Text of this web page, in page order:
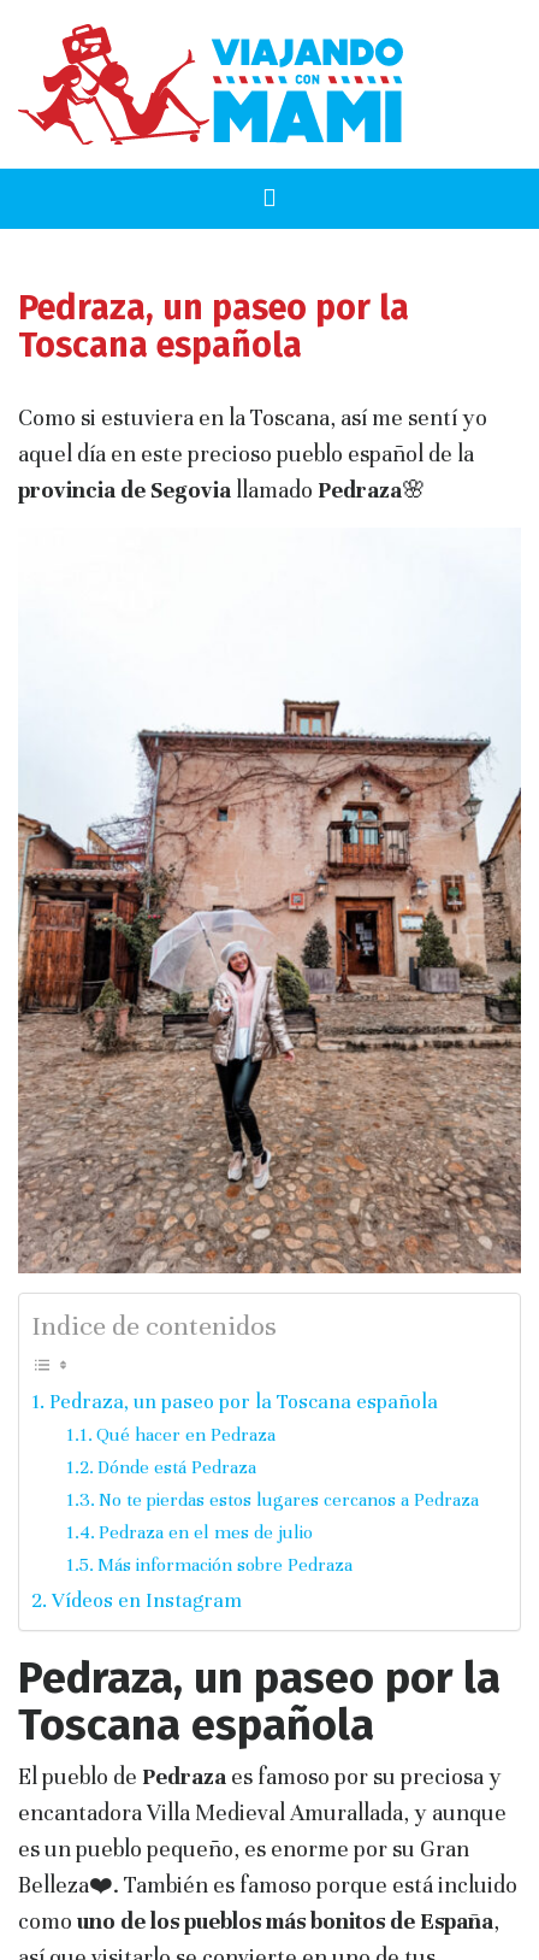
Pedraza, un paseo por la
Toscana española
Como si estuviera en la Toscana, así me sentí yo
aquel día en este precioso pueblo español de la
provincia de Segovia llamado Pedraza🌸
Indice de contenidos
Pedraza, un paseo por la Toscana española
Qué hacer en Pedraza
Dónde está Pedraza
No te pierdas estos lugares cercanos a Pedraza
Pedraza en el mes de julio
Más información sobre Pedraza
Vídeos en Instagram
Pedraza, un paseo por la
Toscana española
El pueblo de Pedraza es famoso por su preciosa y
encantadora Villa Medieval Amurallada, y aunque
es un pueblo pequeño, es enorme por su Gran
Belleza❤️. También es famoso porque está incluido
como uno de los pueblos más bonitos de España,